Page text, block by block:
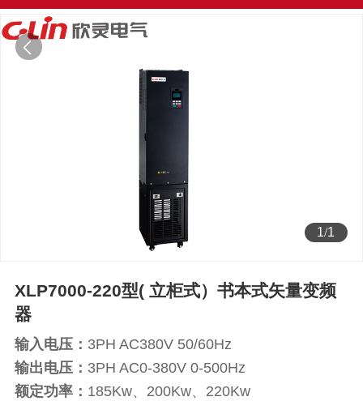
1/1
XLP7000-220型( 立柜式）书本式矢量变频
器
输入电压： 3PH AC380V 50/60Hz
输出电压： 3PH AC0-380V 0-500Hz
额定功率： 185Kw、200Kw、220Kw